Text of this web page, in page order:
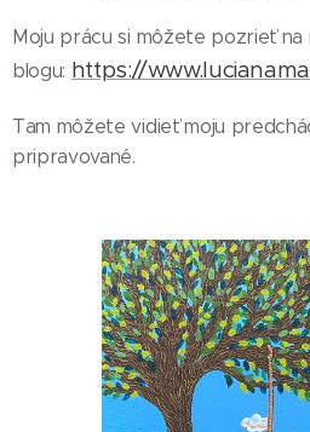
Moju prácu si môžete pozrieť na
blogu: https://
Tam môžete vidieť moju
pripravované.